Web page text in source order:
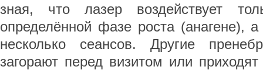
зная, что лазер воздействует
определённой фазе роста (анагене), а
несколько сеансов. Другие
загорают перед визитом или